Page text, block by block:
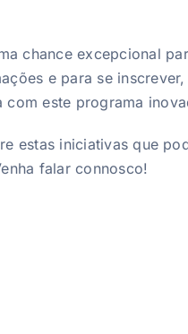
chance excepcional
e para se
com este programa
estas iniciativas que
falar connosco!